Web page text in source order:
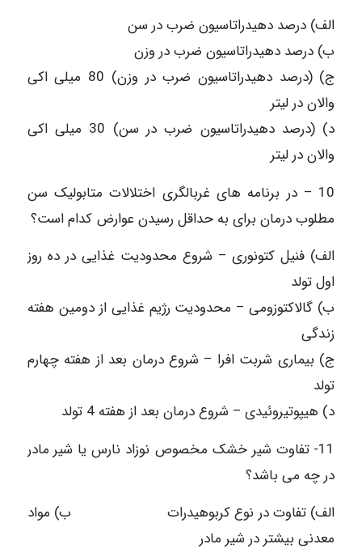
الف) درصد دهیدراتاسیون ضرب در سن
ب) درصد دهیدراتاسیون ضرب در وزن
ج) (درصد دهیدراتاسیون ضرب در وزن) 80 میلی اکی
والان در لیتر
د) (درصد دهیدراتاسیون ضرب در سن) 30 میلی اکی
والان در لیتر
10 – در برنامه های غربالگری اختلالات متابولیک سن
مطلوب درمان برای به حداقل رسیدن عوارض کدام است؟
الف) فنیل کتونوری – شروع محدودیت غذایی در ده روز
اول تولد
ب) گالاکتوزومی – محدودیت رژیم غذایی از دومین هفته
زندگی
ج) بیماری شربت افرا – شروع درمان بعد از هفته چهارم
تولد
د) هیپوتیروئیدی – شروع درمان بعد از هفته 4 تولد
11- تفاوت شیر خشک مخصوص نوزاد نارس یا شیر مادر
در چه می باشد؟
الف) تفاوت در نوع کربوهیدرات ب) مواد
معدنی بیشتر در شیر مادر